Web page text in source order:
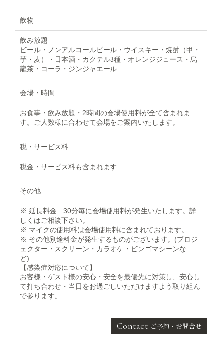
飲物
飲み放題
ビール・ノンアルコールビール・ウイスキー・焼酎（甲・
芋・麦）・日本酒・カクテル3種・オレンジジュース・烏
龍茶・コーラ・ジンジャエール
会場・時間
お食事・飲み放題・2時間の会場使用料が全て含まれま
す。ご人数様に合わせて会場をご案内いたします。
税・サービス料
税金・サービス料も含まれます
その他
※ 延長料金 30分毎に会場使用料が発生いたします。詳
しくはご相談下さい。
※ マイクの使用料は会場使用料に含まれております。
※ その他別途料金が発生するものがございます。(プロジ
ェクター・スクリーン・カラオケ・ビンゴマシーンな
ど)
【感染症対応について】
お客様・ゲスト様の安心・安全を最優先に対策し、安心し
て打ち合わせ・当日をお過ごしいただけますよう取り組ん
で参ります。
Contact ご予約・お問合せ